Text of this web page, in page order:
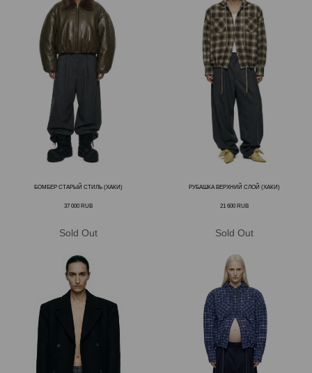
БОМБЕР СТАРЫЙ СТИЛЬ (ХАКИ)
37 000 RUB
РУБАШКА ВЕРХНИЙ СЛОЙ (ХАКИ)
21 600 RUB